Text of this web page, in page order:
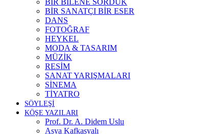
BİR BİLENE SORDUK
BİR SANATÇI BİR ESER
DANS
FOTOĞRAF
HEYKEL
MODA & TASARIM
MÜZİK
RESİM
SANAT YARIŞMALARI
SİNEMA
TİYATRO
SÖYLEŞİ
KÖŞE YAZILARI
Prof. Dr. A. Didem Uslu
Asya Kafkasyalı